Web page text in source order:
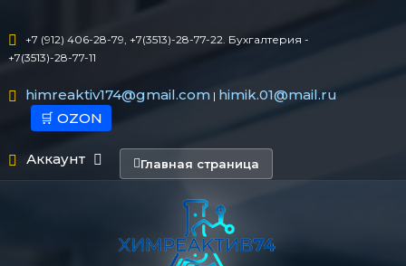
+7 (912) 406-28-79, +7(3513)-28-77-22. Бухгалтерия -
+7(3513)-28-77-11
himreaktiv174@gmail.com| himik.01@mail.ru
🛒 OZON
Аккаунт Главная страница